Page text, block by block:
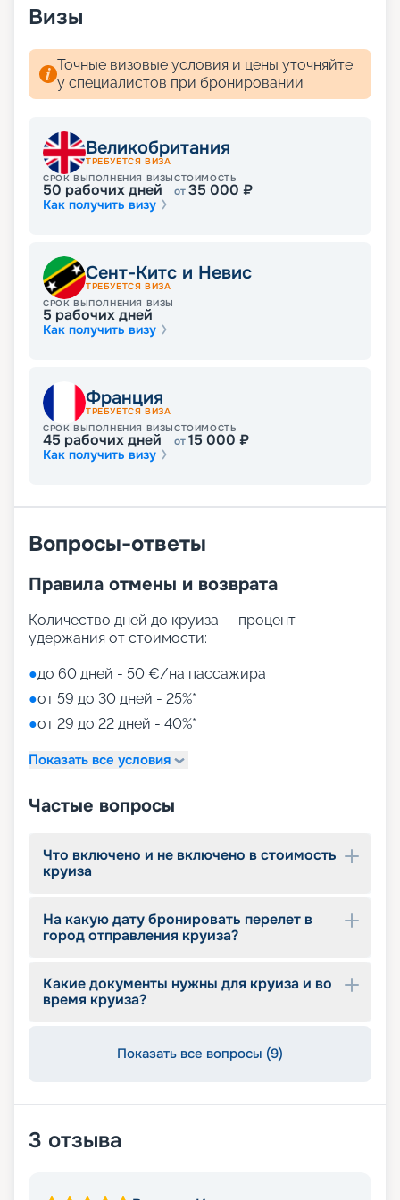
можно забронировать путевку онлайн, без
посещения офиса. Мы собрали всю
маршруты круизов на 2026 - 2027 г.,
характеристики и схему теплохода, планы палуб,
описание кают, фото интерьеров, цены на
увлекательное путешествие!
Визы
Точные визовые условия и цены уточняйте
у специалистов при бронировании
Великобритания
ТРЕБУЕТСЯ ВИЗА
СРОК ВЫПОЛНЕНИЯ ВИЗЫ
50 рабочих дней
СТОИМОСТЬ
от35 000 ₽
Как получить визу
Сент-Китс и Невис
ТРЕБУЕТСЯ ВИЗА
СРОК ВЫПОЛНЕНИЯ ВИЗЫ
5 рабочих дней
Как получить визу
Франция
ТРЕБУЕТСЯ ВИЗА
СРОК ВЫПОЛНЕНИЯ ВИЗЫ
45 рабочих дней
СТОИМОСТЬ
от15 000 ₽
Как получить визу
Вопросы-ответы
Правила отмены и возврата
Количество дней до круиза — процент
удержания от стоимости:
●до 60 дней - 50 €/на пассажира
●от 59 до 30 дней - 25%*
●от 29 до 22 дней - 40%*
Показать все условия
Частые вопросы
Что включено и не включено в стоимость
круиза
На какую дату бронировать перелет в
город отправления круиза?
Какие документы нужны для круиза и во
время круиза?
Показать все вопросы (9)
3 отзыва